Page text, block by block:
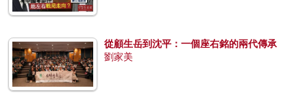
從顧生岳到沈平：一個座右銘的兩代傳承
劉家美